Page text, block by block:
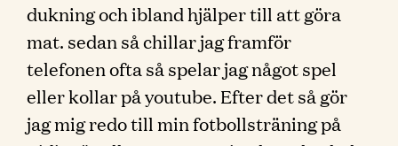
dukning och ibland hjälper till att göra
mat. sedan så chillar jag framför
telefonen ofta så spelar jag något spel
eller kollar på youtube. Efter det så gör
jag mig redo till min fotbollsträning på